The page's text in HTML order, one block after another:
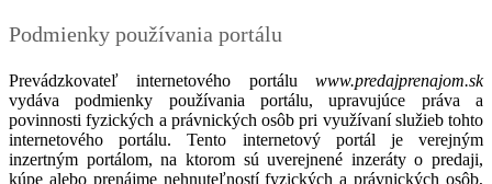
Podmienky používania portálu
Prevádzkovateľ internetového portálu www.predajprenajom.sk
vydáva podmienky používania portálu, upravujúce práva a
povinnosti fyzických a právnických osôb pri využívaní služieb tohto
internetového portálu. Tento internetový portál je verejným
inzertným portálom, na ktorom sú uverejnené inzeráty o predaji,
kúpe alebo prenájme nehnuteľností fyzických a právnických osôb,